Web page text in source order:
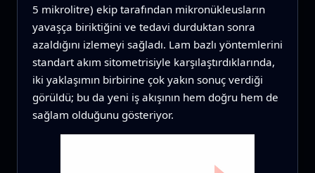
5 mikrolitre) ekip tarafından mikronükleusların
yavaşça biriktiğini ve tedavi durduktan sonra
azaldığını izlemeyi sağladı. Lam bazlı yöntemlerini
standart akım sitometrisiyle karşılaştırdıklarında,
iki yaklaşımın birbirine çok yakın sonuç verdiği
görüldü; bu da yeni iş akışının hem doğru hem de
sağlam olduğunu gösteriyor.